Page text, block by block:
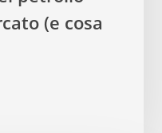
(e cosa